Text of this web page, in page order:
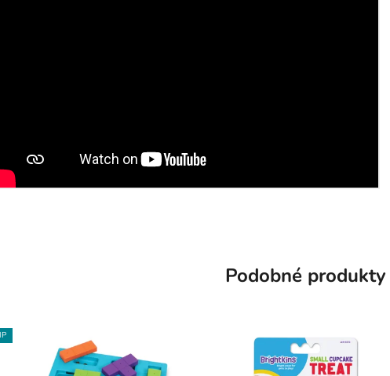
Podobné produkty